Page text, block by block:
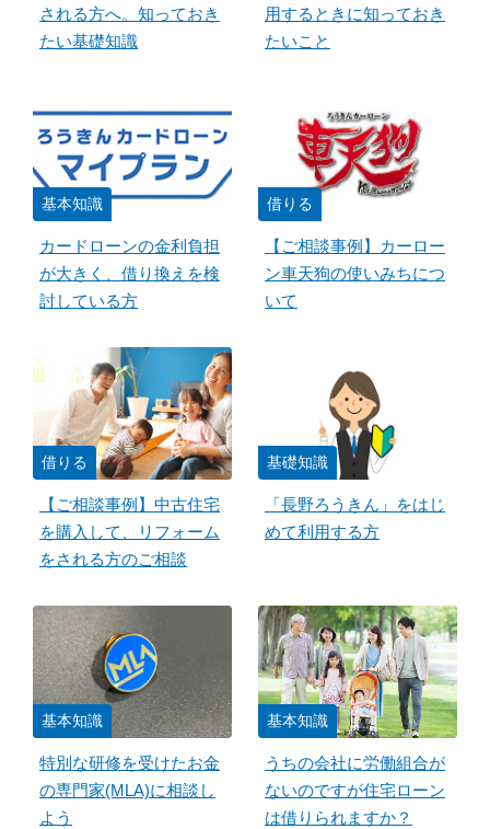
される方へ。知っておき
たい基礎知識
用するときに知っておき
たいこと
基本知識
カードローンの金利負担
が大きく、借り換えを検
討している方
借りる
【ご相談事例】カーロー
ン車天狗の使いみちにつ
いて
借りる
【ご相談事例】中古住宅
を購入して、リフォーム
をされる方のご相談
基礎知識
「長野ろうきん」をはじ
めて利用する方
基本知識
特別な研修を受けたお金
の専門家(MLA)に相談し
よう
基本知識
うちの会社に労働組合が
ないのですが住宅ローン
は借りられますか？